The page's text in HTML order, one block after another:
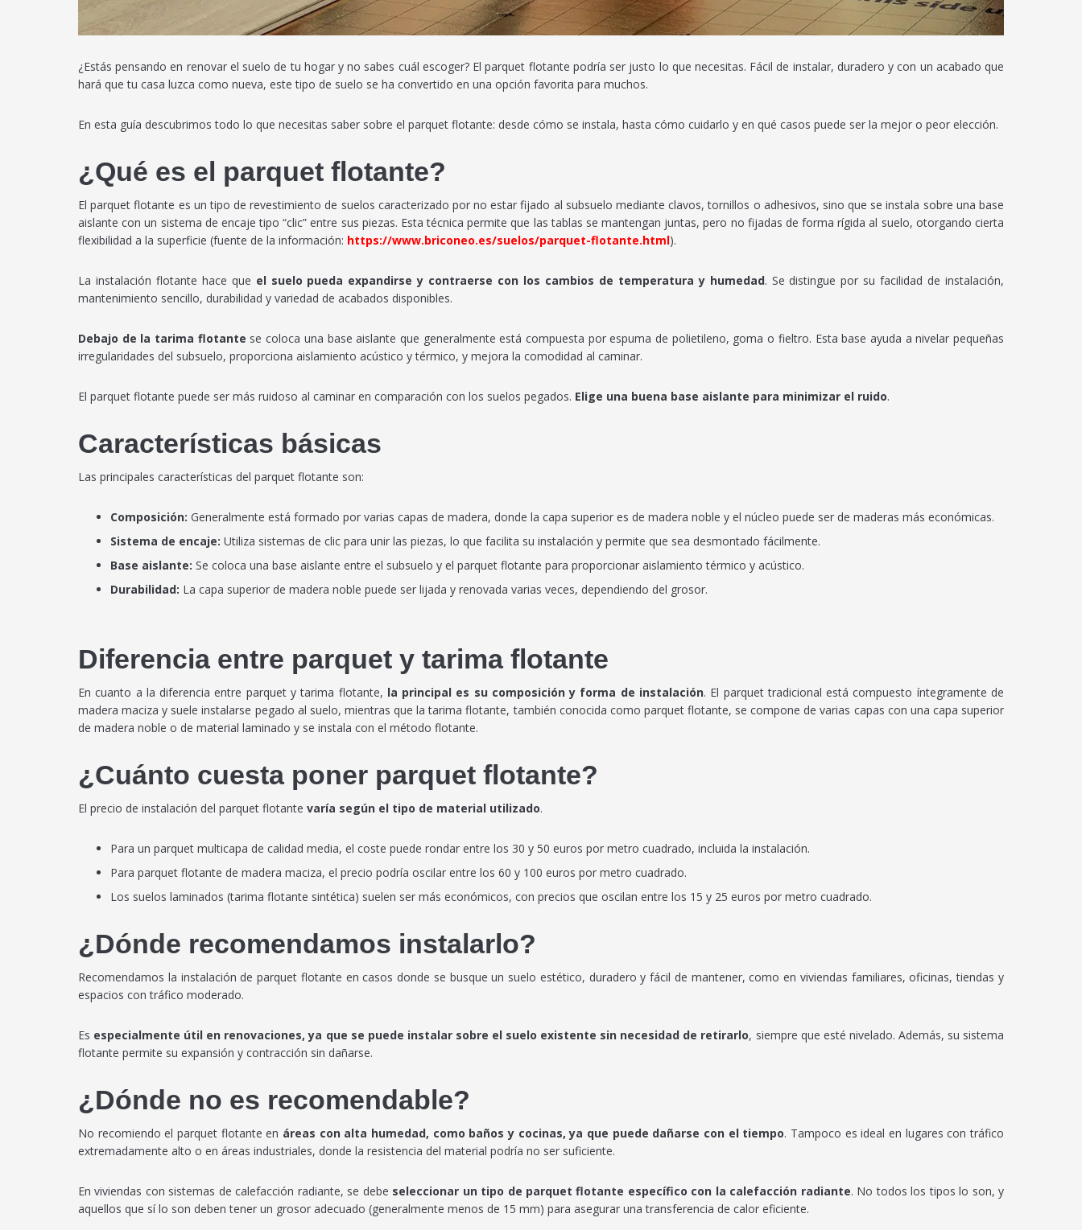
¿Estás pensando en renovar el suelo de tu hogar y no sabes cuál escoger? El parquet flotante podría ser justo lo que necesitas. Fácil de instalar, duradero y con un acabado que
hará que tu casa luzca como nueva, este tipo de suelo se ha convertido en una opción favorita para muchos.
En esta guía descubrimos todo lo que necesitas saber sobre el parquet flotante: desde cómo se instala, hasta cómo cuidarlo y en qué casos puede ser la mejor o peor elección.
¿Qué es el parquet flotante?
El parquet flotante es un tipo de revestimiento de suelos caracterizado por no estar fijado al subsuelo mediante clavos, tornillos o adhesivos, sino que se instala sobre una base
aislante con un sistema de encaje tipo “clic” entre sus piezas. Esta técnica permite que las tablas se mantengan juntas, pero no fijadas de forma rígida al suelo, otorgando cierta
flexibilidad a la superficie (fuente de la información: https://www.briconeo.es/suelos/parquet-flotante.html).
La instalación flotante hace que el suelo pueda expandirse y contraerse con los cambios de temperatura y humedad. Se distingue por su facilidad de instalación,
mantenimiento sencillo, durabilidad y variedad de acabados disponibles.
Debajo de la tarima flotante se coloca una base aislante que generalmente está compuesta por espuma de polietileno, goma o fieltro. Esta base ayuda a nivelar pequeñas
irregularidades del subsuelo, proporciona aislamiento acústico y térmico, y mejora la comodidad al caminar.
El parquet flotante puede ser más ruidoso al caminar en comparación con los suelos pegados. Elige una buena base aislante para minimizar el ruido.
Características básicas
Las principales características del parquet flotante son:
Composición: Generalmente está formado por varias capas de madera, donde la capa superior es de madera noble y el núcleo puede ser de maderas más económicas.
Sistema de encaje: Utiliza sistemas de clic para unir las piezas, lo que facilita su instalación y permite que sea desmontado fácilmente.
Base aislante: Se coloca una base aislante entre el subsuelo y el parquet flotante para proporcionar aislamiento térmico y acústico.
Durabilidad: La capa superior de madera noble puede ser lijada y renovada varias veces, dependiendo del grosor.
Diferencia entre parquet y tarima flotante
En cuanto a la diferencia entre parquet y tarima flotante, la principal es su composición y forma de instalación. El parquet tradicional está compuesto íntegramente de
madera maciza y suele instalarse pegado al suelo, mientras que la tarima flotante, también conocida como parquet flotante, se compone de varias capas con una capa superior
de madera noble o de material laminado y se instala con el método flotante.
¿Cuánto cuesta poner parquet flotante?
El precio de instalación del parquet flotante varía según el tipo de material utilizado.
Para un parquet multicapa de calidad media, el coste puede rondar entre los 30 y 50 euros por metro cuadrado, incluida la instalación.
Para parquet flotante de madera maciza, el precio podría oscilar entre los 60 y 100 euros por metro cuadrado.
Los suelos laminados (tarima flotante sintética) suelen ser más económicos, con precios que oscilan entre los 15 y 25 euros por metro cuadrado.
¿Dónde recomendamos instalarlo?
Recomendamos la instalación de parquet flotante en casos donde se busque un suelo estético, duradero y fácil de mantener, como en viviendas familiares, oficinas, tiendas y
espacios con tráfico moderado.
Es especialmente útil en renovaciones, ya que se puede instalar sobre el suelo existente sin necesidad de retirarlo, siempre que esté nivelado. Además, su sistema
flotante permite su expansión y contracción sin dañarse.
¿Dónde no es recomendable?
No recomiendo el parquet flotante en áreas con alta humedad, como baños y cocinas, ya que puede dañarse con el tiempo. Tampoco es ideal en lugares con tráfico
extremadamente alto o en áreas industriales, donde la resistencia del material podría no ser suficiente.
En viviendas con sistemas de calefacción radiante, se debe seleccionar un tipo de parquet flotante específico con la calefacción radiante. No todos los tipos lo son, y
aquellos que sí lo son deben tener un grosor adecuado (generalmente menos de 15 mm) para asegurar una transferencia de calor eficiente.